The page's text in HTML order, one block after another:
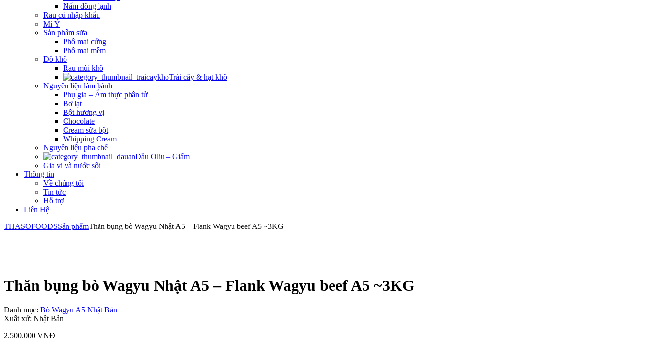
Nấm đông lạnh
Rau củ nhập khẩu
Mì Ý
Sản phẩm sữa
Phô mai cứng
Phô mai mềm
Đồ khô
Rau mùi khô
Trái cây & hạt khô
Nguyên liệu làm bánh
Phụ gia – Ẩm thực phân tử
Bơ lạt
Bột hương vị
Chocolate
Cream sữa bột
Whipping Cream
Nguyên liệu pha chế
Dầu Oliu – Giấm
Gia vị và nước sốt
Thông tin
Về chúng tôi
Tin tức
Hỗ trợ
Liên Hệ
THASOFOODSSản phẩmThăn bụng bò Wagyu Nhật A5 – Flank Wagyu beef A5 ~3KG
Thăn bụng bò Wagyu Nhật A5 – Flank Wagyu beef A5 ~3KG
Danh mục: Bò Wagyu A5 Nhật Bản
Xuất xứ: Nhật Bản
2.500.000 VNĐ